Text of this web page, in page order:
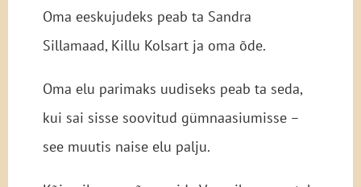
Oma eeskujudeks peab ta Sandra
Sillamaad, Killu Kolsart ja oma õde.
Oma elu parimaks uudiseks peab ta seda,
kui sai sisse soovitud gümnaasiumisse –
see muutis naise elu palju.